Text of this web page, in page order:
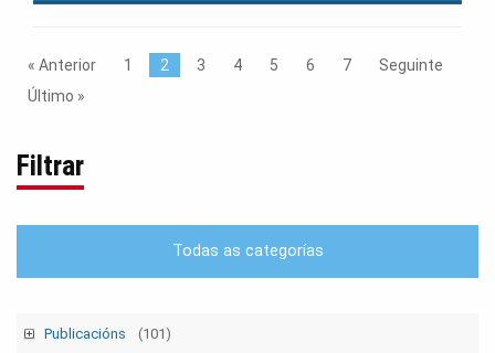
« Anterior 1 2 3 4 5 6 7
Seguinte
Último »
Filtrar
Todas as categorías
Publicacións (101)